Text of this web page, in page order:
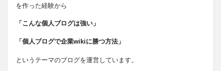
を作った経験から
「こんな個人ブログは強い」
「個人ブログで企業wikiに勝つ方法」
というテーマのブログを運営しています。